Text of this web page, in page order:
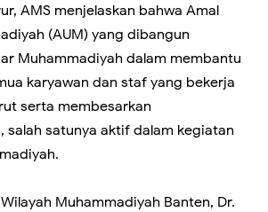
AMS menjelaskan bahwa Amal
(AUM) yang dibangun
Muhammadiyah dalam membantu
karyawan dan staf yang bekerja
serta membesarkan
salah satunya aktif dalam kegiatan
Muhammadiyah Banten, Dr.